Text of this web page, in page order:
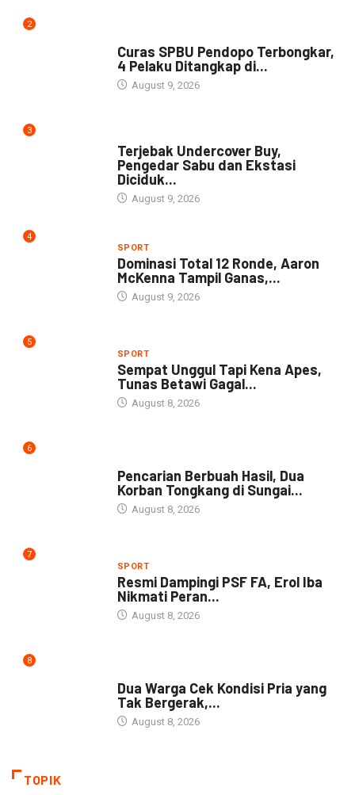
2
Curas SPBU Pendopo Terbongkar,
4 Pelaku Ditangkap di...
August 9, 2026
3
Terjebak Undercover Buy,
Pengedar Sabu dan Ekstasi
Diciduk...
August 9, 2026
4
SPORT
Dominasi Total 12 Ronde, Aaron
McKenna Tampil Ganas,...
August 9, 2026
5
SPORT
Sempat Unggul Tapi Kena Apes,
Tunas Betawi Gagal...
August 8, 2026
6
Pencarian Berbuah Hasil, Dua
Korban Tongkang di Sungai...
August 8, 2026
7
SPORT
Resmi Dampingi PSF FA, Erol Iba
Nikmati Peran...
August 8, 2026
8
Dua Warga Cek Kondisi Pria yang
Tak Bergerak,...
August 8, 2026
TOPIK